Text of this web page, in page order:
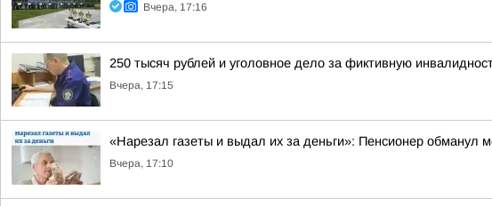
Вчера, 17:16
250 тысяч рублей и уголовное дело за фиктивную
Вчера, 17:15
«Нарезал газеты и выдал их за деньги»: Пенсионер обманул
Вчера, 17:10